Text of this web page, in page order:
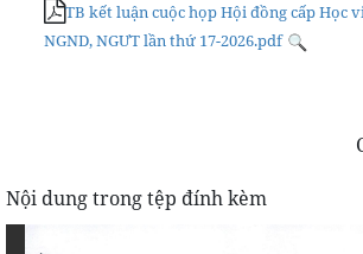
TB kết luận cuộc họp Hội đồng cấp Học
NGND, NGƯT lần thứ 17-2026.pdf
Nội dung trong tệp đính kèm